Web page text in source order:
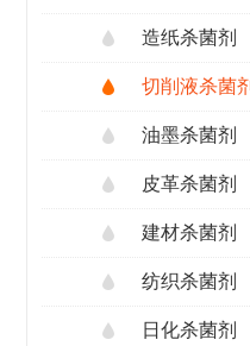
造纸杀菌剂
切削液杀菌剂
油墨杀菌剂
皮革杀菌剂
建材杀菌剂
纺织杀菌剂
日化杀菌剂